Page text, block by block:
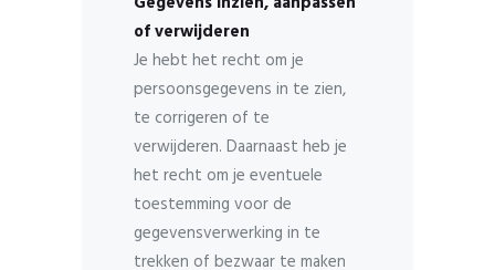
of verwijderen
Je hebt het recht om je
persoonsgegevens in te zien,
te corrigeren of te
verwijderen. Daarnaast heb je
het recht om je eventuele
toestemming voor de
gegevensverwerking in te
trekken of bezwaar te maken